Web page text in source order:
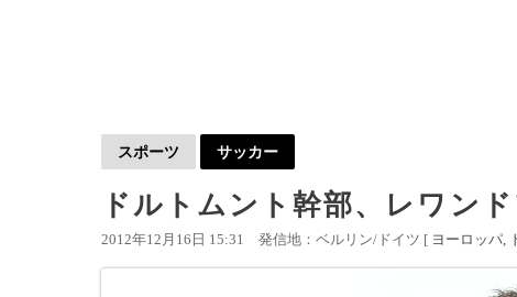
スポーツ サッカー
ドルトムント幹部、レワン
2012年12月16日 15:31 発信地：ベルリン/ドイツ [ ヨーロッパ